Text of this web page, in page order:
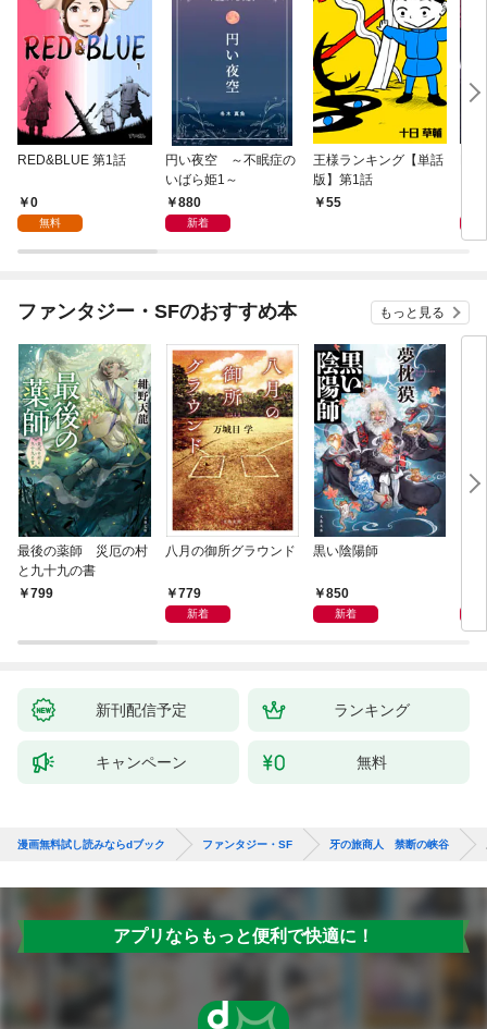
RED&BLUE 第1話
0
無料
円い夜空 ～不眠症の
いばら姫1～
880
新着
王様ランキング【単話
版】第1話
55
ファンタジー・SFのおすすめ本 もっと見る
最後の薬師 災厄の村
と九十九の書
799
八月の御所グラウンド
779
新着
黒い陰陽師
850
新着
新刊配信予定 ランキング
キャンペーン 無料
漫画無料試し読みならdブック ファンタジー・SF 牙の旅商人 禁断の峡谷
アプリならもっと便利で快適に！